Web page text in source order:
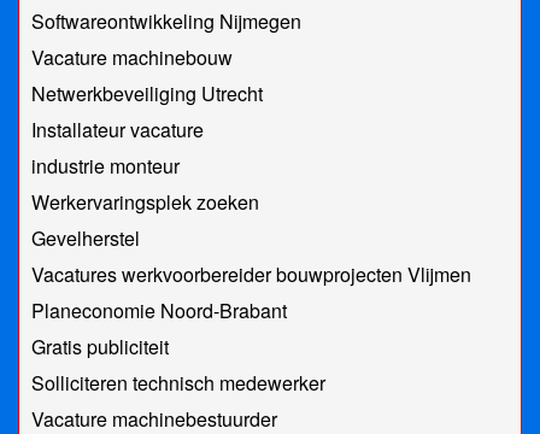
Softwareontwikkeling Nijmegen
Vacature machinebouw
Netwerkbeveiliging Utrecht
Installateur vacature
industrie monteur
Werkervaringsplek zoeken
Gevelherstel
Vacatures werkvoorbereider bouwprojecten Vlijmen
Planeconomie Noord-Brabant
Gratis publiciteit
Solliciteren technisch medewerker
Vacature machinebestuurder